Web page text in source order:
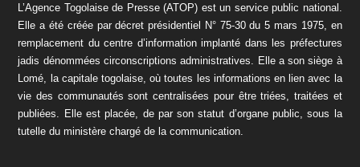
L’Agence Togolaise de Presse (ATOP) est un service public national.
Elle a été créée par décret présidentiel N° 75-30 du 5 mars 1975, en
remplacement du centre d’information implanté dans les préfectures
jadis dénommées circonscriptions administratives. Elle a son siège à
Lomé, la capitale togolaise, où toutes les informations en lien avec la
vie des communautés sont centralisées pour être triées, traitées et
publiées. Elle est placée, de par son statut d’organe public, sous la
tutelle du ministère chargé de la communication.